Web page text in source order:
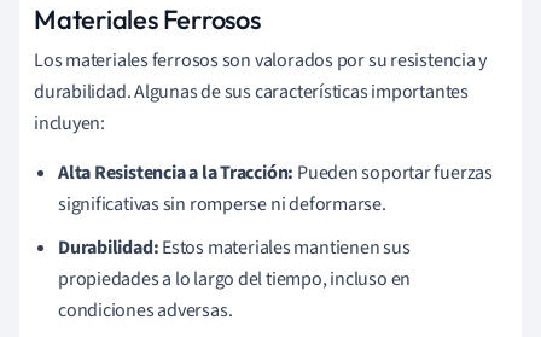
Materiales Ferrosos
Los materiales ferrosos son valorados por su resistencia y
durabilidad. Algunas de sus características importantes
incluyen:
Alta Resistencia a la Tracción: Pueden soportar fuerzas
significativas sin romperse ni deformarse.
Durabilidad:Estos materiales mantienen sus
propiedades a lo largo del tiempo, incluso en
condiciones adversas.